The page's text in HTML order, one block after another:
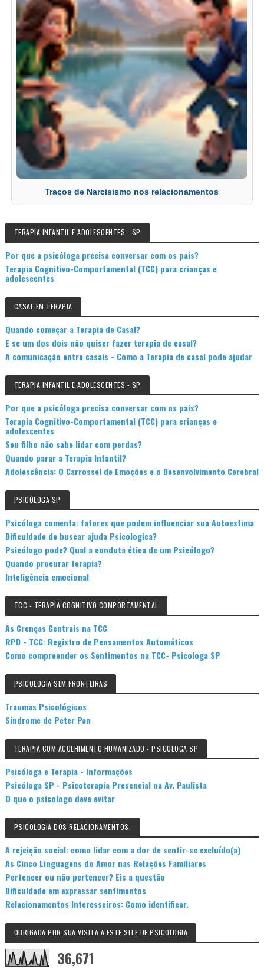
Traços de Narcisismo nos relacionamentos
TERAPIA INFANTIL E ADOLESCENTES - SP
Por que a psicóloga precisa conversar com os pais?
Terapia Cognitivo-Comportamental (TCC) para crianças e
adolescentes
CASAL EM TERAPIA
Quando começar a Terapia de Casal?
E se um dos dois não quiser fazer terapia de casal?
A comunicação entre casais - Como a Terapia de casal pode ajudar
TERAPIA INFANTIL E ADOLESCENTES - SP
Por que a psicóloga precisa conversar com os pais?
Terapia Cognitivo-Comportamental (TCC) para crianças e
adolescentes
Seu filho não sabe lidar com perdas?
Quando parar a Terapia Infantil?
Adolescência: O Carrossel de Emoções e o Desenvolvimento Cerebral
PSICÓLOGA SP
Psicóloga comenta: fatores que podem influenciar sua Autoestima
Dificuldade de buscar ajuda Psicologica?
Psicólogo pode? Qual a conduta ética de um Psicólogo?
Quando procurar terapia?
Inteligência emocional
TCC - TERAPIA COGNITIVO COMPORTAMENTAL
As Crenças Centrais na TCC
RPD - TCC: Registro de Pensamentos Automáticos
Como compreender os Sentimentos na TCC- Psicologa SP
PSICOLOGIA SEM FRONTEIRAS
Traumas Psicológicos
Síndrome de Peter Pan
TERAPIA COM ACOLHIMENTO HUMANIZADO - PSICOLOGA SP
Psicóloga e Terapia - Informações
Psicóloga SP - Psicoterapia Presencial na Av. Paulista
O que o psicologo deve evitar
PSICOLOGIA DOS RELACIONAMENTOS.
A rejeição social: como lidar com a dor de sentir-se excluído(a)
As Cinco Linguagens do Amor nas Relações Familiares
Pertencer ou não pertencer? Eis a questão
Dificuldade em expressar sentimentos
Relacionamentos Interesseiros: Como identificar.
OBRIGADA POR SUA VISITA A ESTE SITE DE PSICOLOGIA
36,671